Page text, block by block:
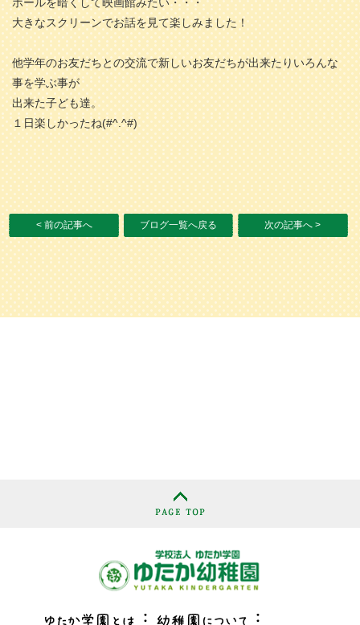
ホールを暗くして映画館みたい・・・
大きなスクリーンでお話を見て楽しみました！
他学年のお友だちとの交流で新しいお友だちが出来たりいろんな
事を学ぶ事が
出来た子ども達。
１日楽しかったね(#^.^#)
< 前の記事へ ブログ一覧へ戻る 次の記事へ >